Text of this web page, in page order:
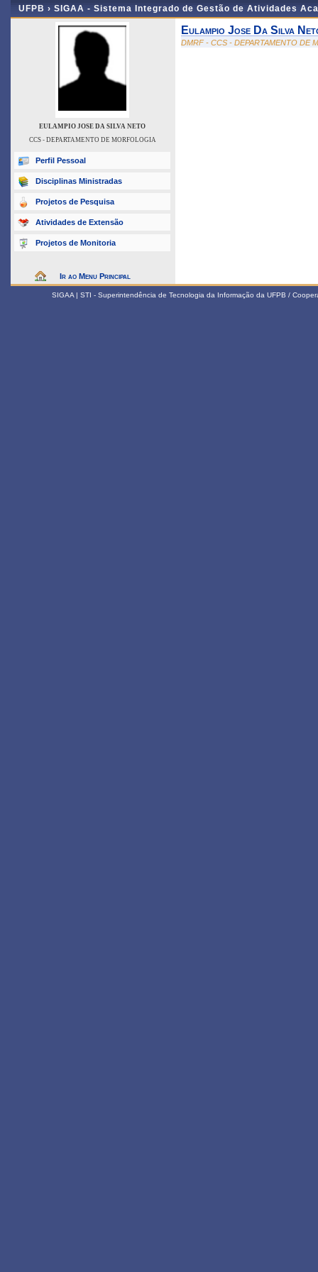
UFPB › SIGAA - Sistema Integrado de Gestão de Atividades
EULAMPIO JOSE DA SILVA NETO
CCS - DEPARTAMENTO DE MORFOLOGIA
Perfil Pessoal
Disciplinas Ministradas
Projetos de Pesquisa
Atividades de Extensão
Projetos de Monitoria
Ir ao Menu Principal
Eulampio Jose Da Silva
DMRF - CCS - DEPARTAMENTO DE
SIGAA | STI - Superintendência de Tecnologia da Informação da UFPB /